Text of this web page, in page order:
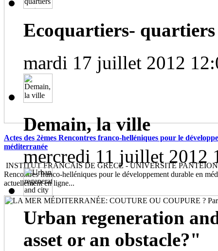
Actes des 2èmes Rencontres franco-helléniques pour le
méditerranée
INSTITUT FRANCAIS DE GRECE - UNIVERSITE PANTEION
Rencontres franco-helléniques pour le développement durable en
actuellement en ligne...
Ecoquartiers- quartiers
mardi 17 juillet 2012
Demain, la ville
mercredi 11 juillet 2012
Urban regeneration
asset or an obstacle?"